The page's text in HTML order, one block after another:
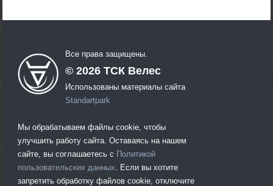
Все права защищены.
©2026 ТСК Велес
Использованы материалы сайта
Standartpark
Мы обрабатываем файлы cookie, чтобы
улучшить работу сайта. Оставаясь на нашем
сайте, вы соглашаетесь с Политикой
пользовательских данных . Если вы хотите
запретить обработку файлов cookie, отключите